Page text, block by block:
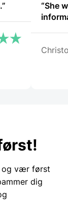
“She
og vær først
dig